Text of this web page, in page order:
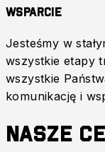
Wsparcie
Jesteśmy w
wszystkie etapy
wszystkie
komunikację i
Nasze